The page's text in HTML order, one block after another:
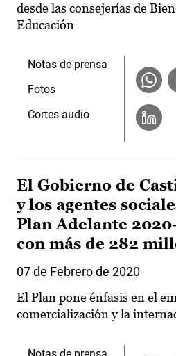
desde las consejerías de
Educación
Notas de prensa
Fotos
Cortes audio
El Gobierno de
y los agentes
Plan Adelante
con más de 282
07 de Febrero de 2020
El Plan pone énfasis en el
comercialización y la